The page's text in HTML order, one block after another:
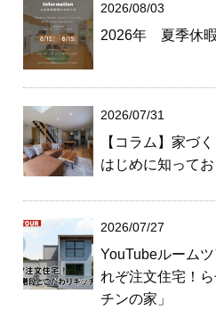
2026/08/03
2026年 夏季休
2026/07/31
【コラム】家づ
はじめに知って
2026/07/27
YouTubeルーム
れぞ注文住宅！
チンの家」